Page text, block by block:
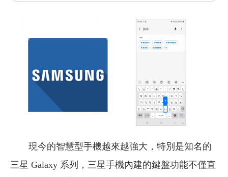
現今的智慧型手機越來越強大，特別是知名的
三星 Galaxy 系列，三星手機內建的鍵盤功能不僅直